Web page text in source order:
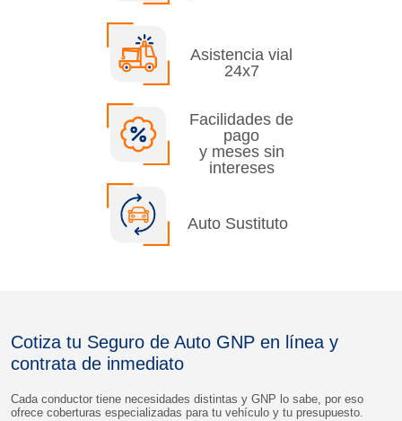
Asistencia vial
24x7
Facilidades de
pago
y meses sin
intereses
Auto Sustituto
Cotiza tu Seguro de Auto GNP en línea y
contrata de inmediato
Cada conductor tiene necesidades distintas y GNP lo sabe, por eso
ofrece coberturas especializadas para tu vehículo y tu presupuesto.